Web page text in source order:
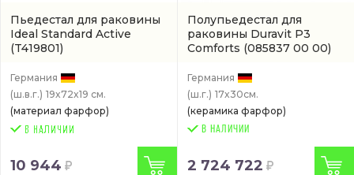
Пьедестал для раковины
Ideal Standard Active
(T419801)
Германия
(ш.в.г.) 19x72x19 см.
(материал фарфор)
10 944
Полупьедестал для
раковины Duravit P3
Comforts (085837 00 00)
Германия
(ш.г.) 17x30см.
(керамика фарфор)
В НАЛИЧИИ
2 724 722